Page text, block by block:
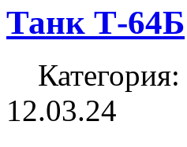
Танк Т-64Б
Категория:
12.03.24